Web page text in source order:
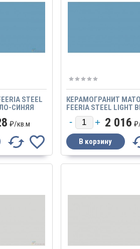
STEEL
CИНЯЯ
₽/кв.м
КЕРАМОГРАНИТ
FEERIA STEEL LIGHT
СВЕТЛО-CИНЯЯ CТАЛЬ
2 016